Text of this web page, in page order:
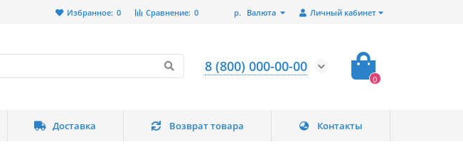
Личный кабинет
р. Валюта
Сравнение: 0
Избранное: 0
8 (800) 000-00-00
0
Доставка Возврат товара Контакты